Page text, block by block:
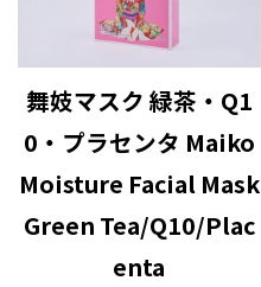
舞妓マスク 緑茶・Q1
0・プラセンタ Maiko
Moisture Facial Mask
Green Tea/Q10/Plac
enta